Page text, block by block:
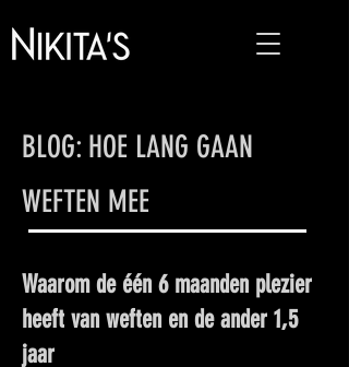
BLOG: HOE LANG GAAN
WEFTEN MEE
Waarom de één 6 maanden plezier
heeft van weften en de ander 1,5
jaar